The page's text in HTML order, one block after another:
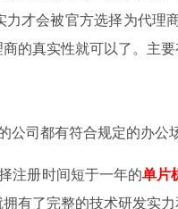
才会被官方选择为代
的真实性就可以了。主
司都有符合规定的办公
册时间短于一年的单片
有了完整的技术研发实